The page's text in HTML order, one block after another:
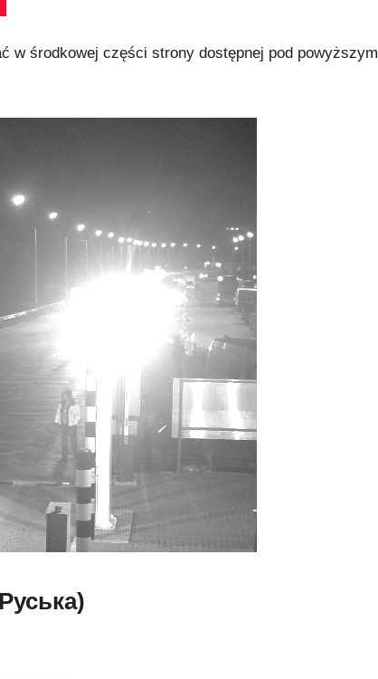
w środkowej części strony dostępnej pod powyższym